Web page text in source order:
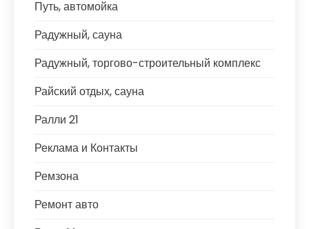
Путь, автомойка
Радужный, сауна
Радужный, торгово-строительный комплекс
Райский отдых, сауна
Ралли 21
Реклама и Контакты
Ремзона
Ремонт авто